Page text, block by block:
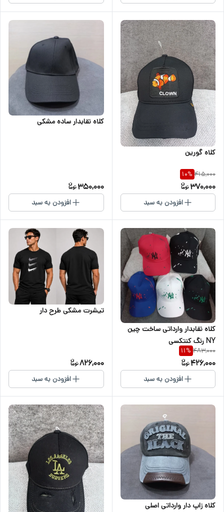
کلاه گورین
415,000
10%
370,000
افزودن به سبد
کلاه نقابدار ساده مشکی
350,000
افزودن به سبد
کلاه نقابدار وارداتی ساخت چین
NY رنگ کنتکسی
483,000
11%
426,000
افزودن به سبد
تیشرت مشکی طرح دار
826,000
افزودن به سبد
کلاه زاپ دار وارداتی اصلی